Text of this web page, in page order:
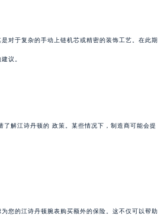
对于复杂的手动上链机芯或精密的装饰工艺。在此期
议。
了解江诗丹顿的 政策。某些情况下，制造商可能会提
您的江诗丹顿腕表购买额外的保险。这不仅可以帮助